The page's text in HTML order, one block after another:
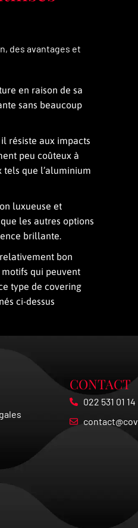
des avantages et
en raison de sa
sans beaucoup
résiste aux impacts
peu coûteux à
tels que l’aluminium
luxueuse et
les autres options
brillante.
bon
qui peuvent
type de covering
ci-dessus
CONTACT
022 531 01 14